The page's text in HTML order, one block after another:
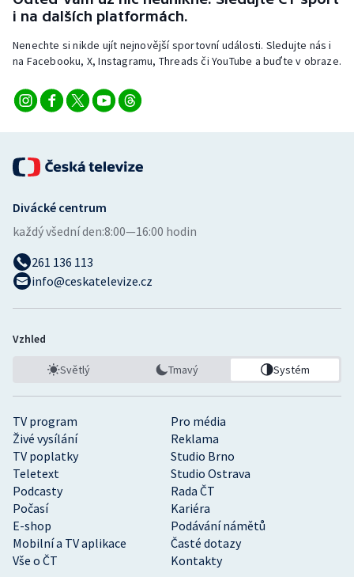
i na dalších platformách.
Nenechte si nikde ujít nejnovější sportovní události. Sledujte nás i
na Facebooku, X, Instagramu, Threads či YouTube a buďte v obraze.
TV program
Pro média
Živé vysílání
Reklama
TV poplatky
Studio Brno
Teletext
Studio Ostrava
Podcasty
Rada ČT
Počasí
Kariéra
E-shop
Podávání námětů
Mobilní a TV aplikace
Časté dotazy
Vše o ČT
Kontakty
Divácké centrum
každý všední den:8:00—16:00 hodin
261 136 113
info@ceskatelevize.cz
Vzhled
Světlý Tmavý Systém